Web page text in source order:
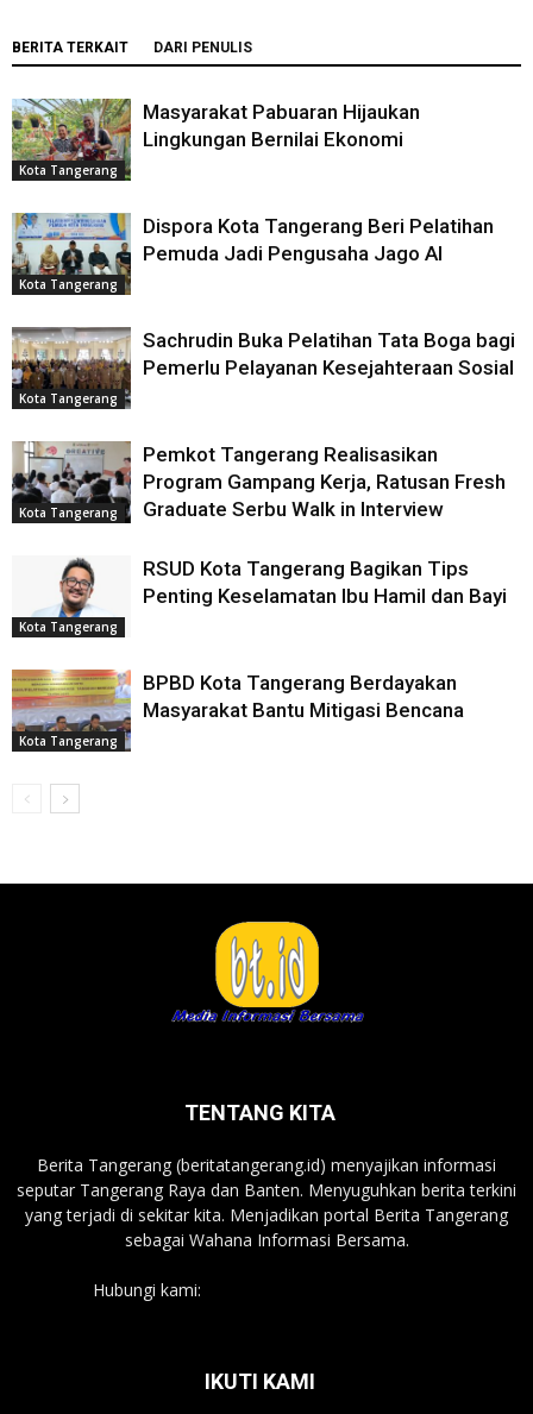
BERITA TERKAIT DARI PENULIS
Kota Tangerang
Masyarakat Pabuaran Hijaukan
Lingkungan Bernilai Ekonomi
Kota Tangerang
Dispora Kota Tangerang Beri Pelatihan
Pemuda Jadi Pengusaha Jago AI
Kota Tangerang
Sachrudin Buka Pelatihan Tata Boga bagi
Pemerlu Pelayanan Kesejahteraan Sosial
Kota Tangerang
Pemkot Tangerang Realisasikan
Program Gampang Kerja, Ratusan Fresh
Graduate Serbu Walk in Interview
Kota Tangerang
RSUD Kota Tangerang Bagikan Tips
Penting Keselamatan Ibu Hamil dan Bayi
Kota Tangerang
BPBD Kota Tangerang Berdayakan
Masyarakat Bantu Mitigasi Bencana
TENTANG KITA
Berita Tangerang (beritatangerang.id) menyajikan informasi
seputar Tangerang Raya dan Banten. Menyuguhkan berita terkini
yang terjadi di sekitar kita. Menjadikan portal Berita Tangerang
sebagai Wahana Informasi Bersama.
Hubungi kami:
IKUTI KAMI